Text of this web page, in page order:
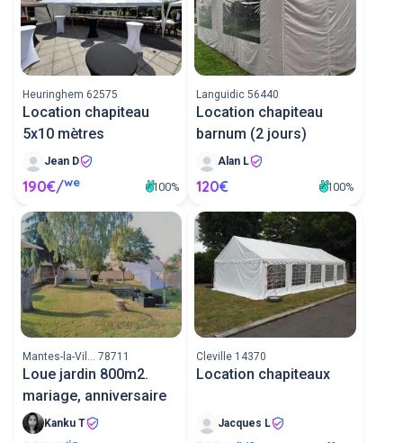
Heuringhem 62575
Location chapiteau
5x10 mètres
Jean D
190€/we 100%
Languidic 56440
Location chapiteau
barnum (2 jours)
Alan L
120€ 100%
Mantes-la-Vil... 78711
Loue jardin 800m2.
mariage, anniversaire
Kanku T
Cleville 14370
Location chapiteaux
Jacques L